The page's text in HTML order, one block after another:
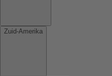
Zuid-Amerika